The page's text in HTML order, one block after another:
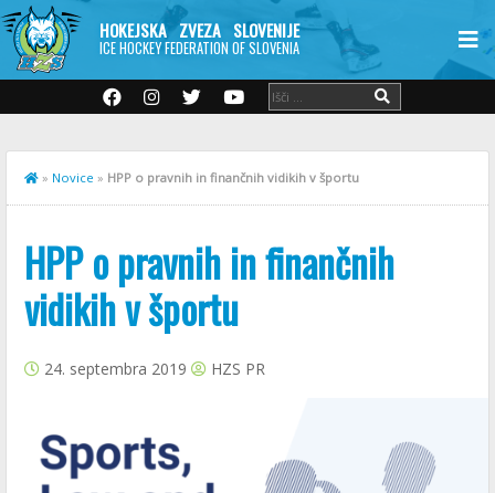
HOKEJSKA ZVEZA SLOVENIJE
ICE HOCKEY FEDERATION OF SLOVENIA
» Novice » HPP o pravnih in finančnih vidikih v športu
HPP o pravnih in finančnih
vidikih v športu
24. septembra 2019 HZS PR